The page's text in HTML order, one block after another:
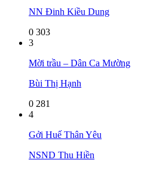
NN Đinh Kiều Dung
0 303
3
Mời trầu – Dân Ca Mường
Bùi Thị Hạnh
0 281
4
Gởi Huế Thân Yêu
NSND Thu Hiền